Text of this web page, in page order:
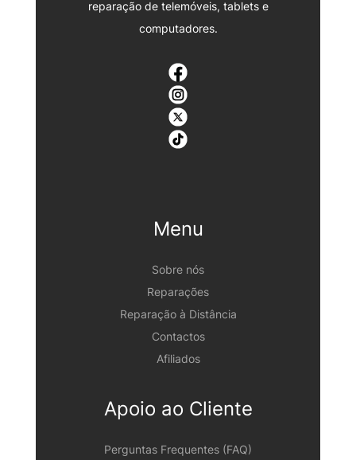
reparação de telemóveis, tablets e
computadores.
Menu
Sobre nós
Reparações
Reparação à Distância
Contactos
Afiliados
Apoio ao Cliente
Perguntas Frequentes (FAQ)